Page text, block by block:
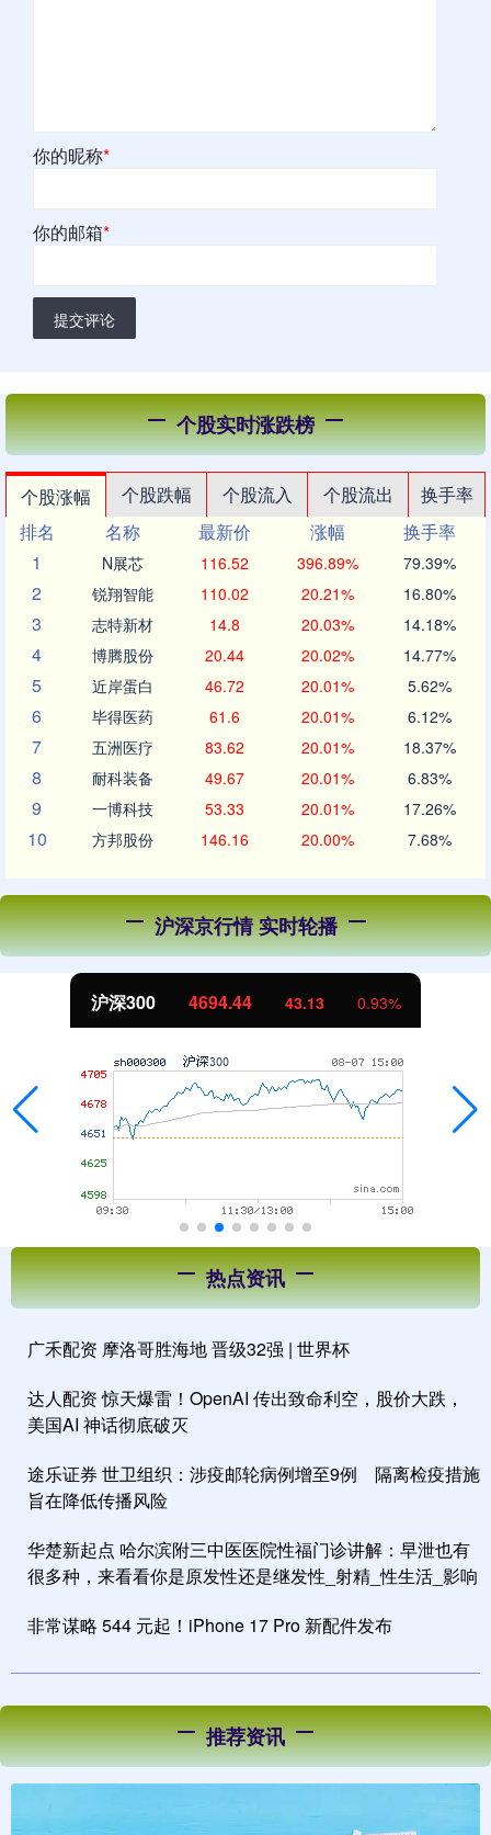
你的昵称*
你的邮箱*
提交评论
个股实时涨跌榜
个股涨幅 个股跌幅 个股流入 个股流出
换手率
排名
名称 最新价 涨幅
换手率
1
N展芯 116.52 396.89% 79.39%
2 锐翔智能 110.02 20.21% 16.80%
3 志特新材 14.8 20.03% 14.18%
4 博腾股份 20.44 20.02% 14.77%
5 近岸蛋白 46.72 20.01% 5.62%
6 毕得医药 61.6 20.01% 6.12%
7 五洲医疗 83.62 20.01% 18.37%
8 耐科装备 49.67 20.01% 6.83%
9 一博科技 53.33 20.01% 17.26%
10 方邦股份 146.16 20.00% 7.68%
沪深京行情 实时轮播
沪深300 4694.44 43.13 0.93%
热点资讯
广禾配资 摩洛哥胜海地 晋级32强 | 世界杯
达人配资 惊天爆雷！OpenAI 传出致命利空，股价大跌，
美国AI 神话彻底破灭
途乐证券 世卫组织：涉疫邮轮病例增至9例 隔离检疫措施
旨在降低传播风险
华楚新起点 哈尔滨附三中医医院性福门诊讲解：早泄也有
很多种，来看看你是原发性还是继发性_射精_性生活_影响
非常谋略 544 元起！iPhone 17 Pro 新配件发布
推荐资讯